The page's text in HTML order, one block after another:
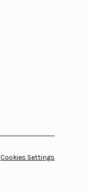
Cookies Settings